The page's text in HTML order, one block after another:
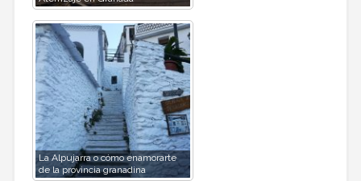
La Alpujarra o cómo enamorarte
de la provincia granadina